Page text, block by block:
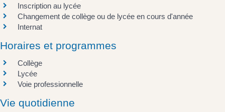
Inscription au lycée
Changement de collège ou de lycée en cours d'année
Internat
Horaires et programmes
Collège
Lycée
Voie professionnelle
Vie quotidienne